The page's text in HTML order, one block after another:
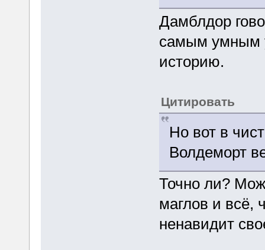
Дамблдор
самым умным
историю.
Цитировать
Но вот в
Волдеморт
Точно ли?
маглов и всё,
ненавидит